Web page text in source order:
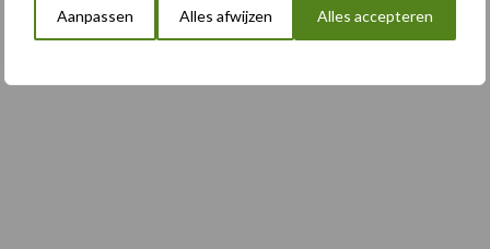
Aanpassen Alles afwijzen Alles accepteren